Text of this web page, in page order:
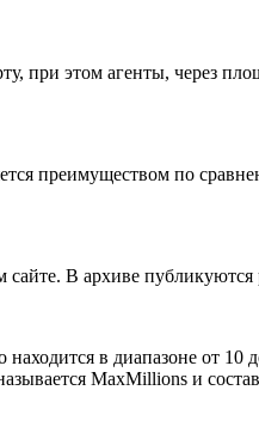
при этом агенты, через
преимуществом по
В архиве публикуются
в диапазоне от
MaxMillions и